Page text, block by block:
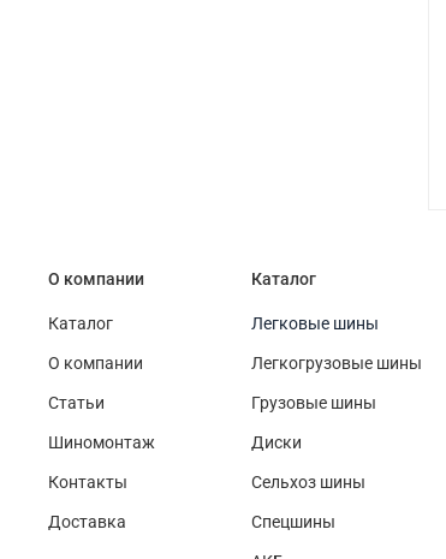
О компании
Каталог
О компании
Статьи
Шиномонтаж
Контакты
Доставка
Каталог
Легковые шины
Легкогрузовые шины
Грузовые шины
Диски
Сельхоз шины
Спецшины